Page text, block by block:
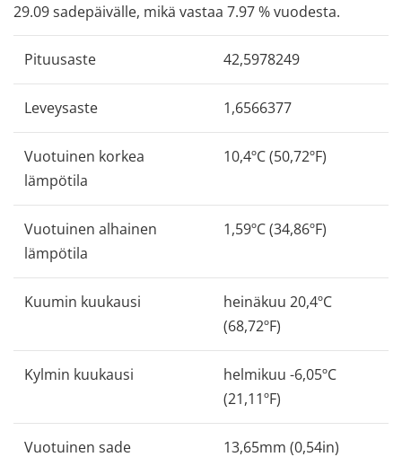
29.09 sadepäivälle, mikä vastaa 7.97 % vuodesta.
Pituusaste 42,5978249
Leveysaste 1,6566377
Vuotuinen korkea
lämpötila
10,4ºC (50,72ºF)
Vuotuinen alhainen
lämpötila
1,59ºC (34,86ºF)
Kuumin kuukausi
heinäkuu 20,4ºC
(68,72ºF)
Kylmin kuukausi
helmikuu -6,05ºC
(21,11ºF)
Vuotuinen sade 13,65mm (0,54in)